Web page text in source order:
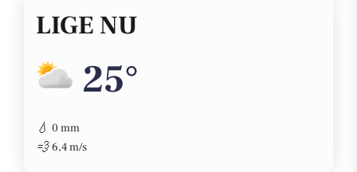
LIGE NU
25°
💧 0 mm
💨 6,4 m/s